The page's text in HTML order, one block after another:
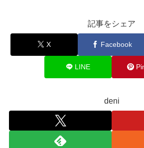
記事をシェア
X Facebook
LINE
deni